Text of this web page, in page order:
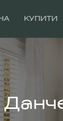
КУПИТИ